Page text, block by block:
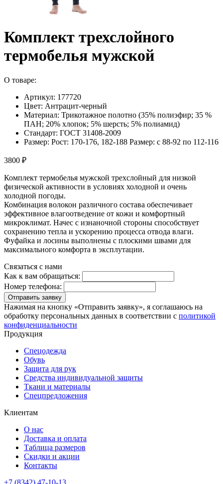
Комплект трехслойного
термобелья мужской
О товаре:
Артикул: 177720
Цвет: Антрацит-черный
Материал: Трикотажное полотно (35% полиэфир; 35 %
ПАН; 20% хлопок; 5% шерсть; 5% полиамид)
Стандарт: ГОСТ 31408-2009
Размер: Рост: 170-176, 182-188 Размер: с 88-92 по 112-116
3800 ₽
Комплект термобелья мужской трехслойный для низкой
физической активности в условиях холодной и очень
холодной погоды.
Комбинация волокон различного состава обеспечивает
эффективное влагоотведение от кожи и комфортный
микроклимат. Начес с изнаночной стороны способствует
сохранению тепла и ускорению процесса отвода влаги.
Фуфайка и лосины выполнены с плоскими швами для
максимального комфорта в эксплутации.
Связаться с нами
Как к вам обращаться:
Номер телефона:
Отправить заявку
Нажимая на кнопку «Отправить заявку», я соглашаюсь на
обработку персональных данных в соответствии с политикой
конфиденциальности
Продукция
Спецодежда
Обувь
Защита для рук
Средства индивидуальной защиты
Ткани и материалы
Спецпредложения
Клиентам
О нас
Доставка и оплата
Таблица размеров
Скидки и акции
Контакты
+7 (8342) 47-10-13